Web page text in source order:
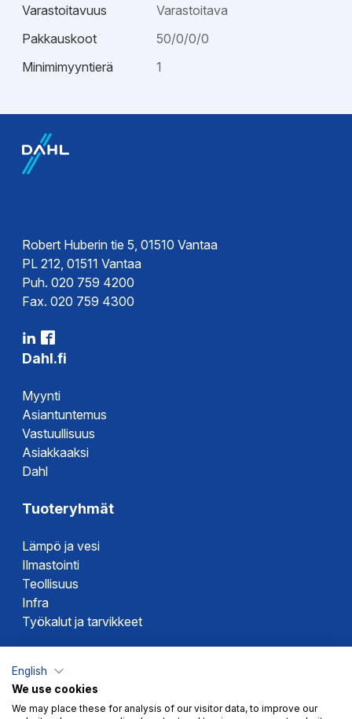
Varastoitavuus
Varastoitava
Pakkauskoot
50/0/0/0
Minimimyyntierä
1
Robert Huberin tie 5, 01510 Vantaa
PL 212, 01511 Vantaa
Puh. 020 759 4200
Fax. 020 759 4300
Dahl.fi
Myynti
Asiantuntemus
Vastuullisuus
Asiakkaaksi
Dahl
Tuoteryhmät
Lämpö ja vesi
Ilmastointi
Teollisuus
Infra
Työkalut ja tarvikkeet
Altech
Alterna
English
We use cookies
We may place these for analysis of our visitor data, to improve our